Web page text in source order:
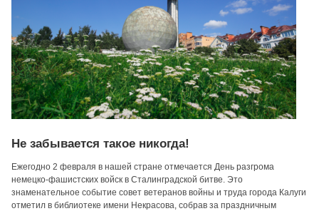
Не забывается такое никогда!
Ежегодно 2 февраля в нашей стране отмечается День разгрома
немецко-фашистских войск в Сталинградской битве. Это
знаменательное событие совет ветеранов войны и труда города Калуги
отметил в библиотеке имени Некрасова, собрав за праздничным